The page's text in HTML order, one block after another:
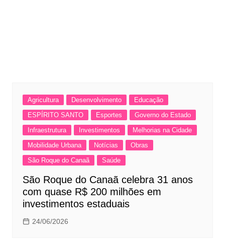
Agricultura Desenvolvimento
Educação
ESPÍRITO SANTO
Esportes
Governo do Estado
Infraestrutura
Investimentos
Melhorias na Cidade
Mobilidade Urbana
Notícias
Obras
São Roque do Canaã
Saúde
São Roque do Canaã celebra 31 anos
com quase R$ 200 milhões em
investimentos estaduais
24/06/2026